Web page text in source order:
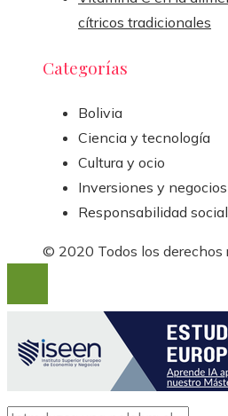
cítricos tradicionales
Categorías
Bolivia
Ciencia y tecnología
Cultura y ocio
Inversiones y negocios
Responsabilidad social
© 2020 Todos los derechos